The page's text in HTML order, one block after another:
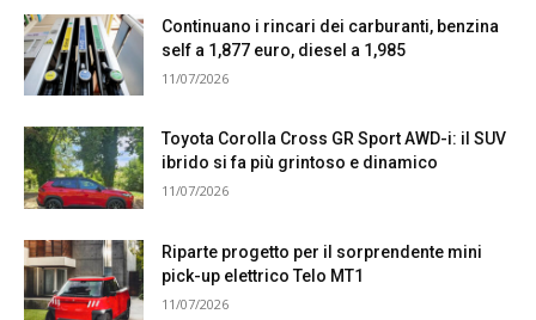
Continuano i rincari dei carburanti, benzina
self a 1,877 euro, diesel a 1,985
11/07/2026
Toyota Corolla Cross GR Sport AWD-i: il SUV
ibrido si fa più grintoso e dinamico
11/07/2026
Riparte progetto per il sorprendente mini
pick-up elettrico Telo MT1
11/07/2026